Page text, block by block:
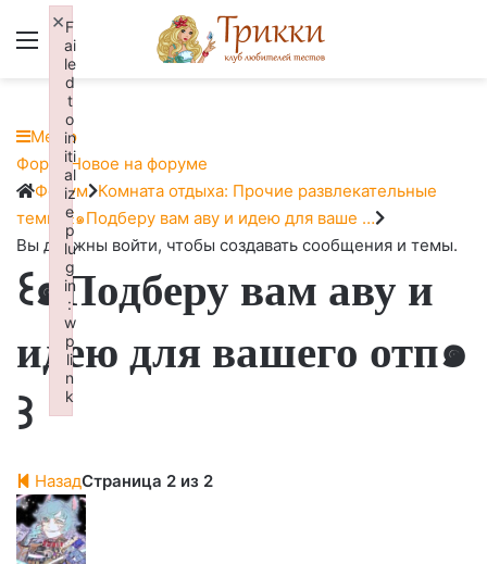
МенюВход
Меню
Навигация
Форума
ФорумНовое на форуме
Форум
breadcrumbs
-
Вы
здесь:
Форум Комната отдыха: Прочие развлекательные
темы
꒰๑Подберу вам аву и идею для ваше …
Вы должны войти, чтобы создавать сообщения и темы.
꒰๑Подберу вам аву и
идею для вашего отп๑
꒱
НазадСтраница 2 из 2
F
ai
le
d
t
o
in
iti
al
iz
e
p
lu
g
in
:
w
p
li
n
k
×
Failed to initialize plugin: wplink